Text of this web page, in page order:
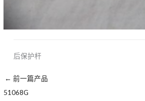
后保护杆
← 前一篇产品
51068G